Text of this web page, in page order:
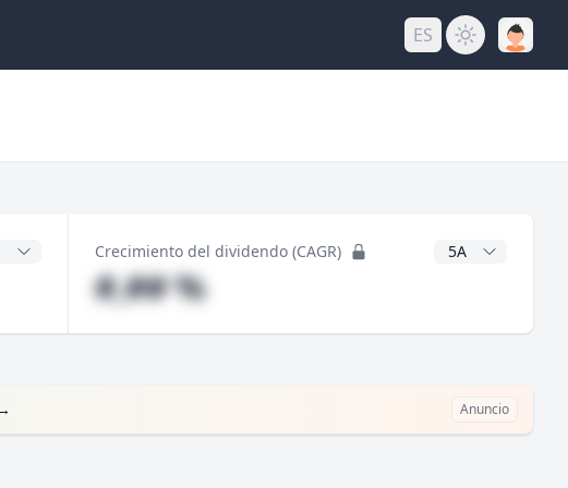
ES
dividendo Crecimiento del dividendo (CAGR) Años CAGR
#,## %
Anuncio